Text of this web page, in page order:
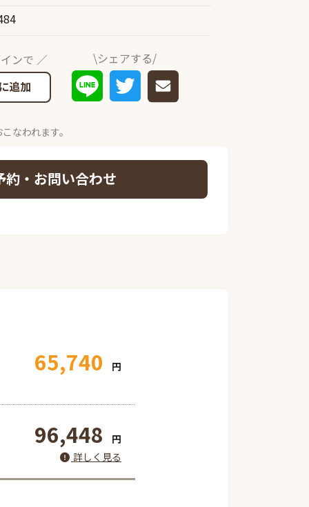
ンで ／
追加
\シェアする/
なわれます。
・お問い合わせ
65,740 円
96,448
円
詳しく見る